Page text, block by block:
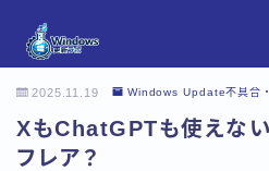
Instagram
Windows Updateの不具合・
【Windows11対応】
2025.11.19 Windows Update不具合
XもChatGPTも使えな
フレア？